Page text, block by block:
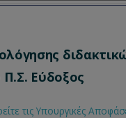
Π.Σ. Εύδοξος
τις Υπουργικές